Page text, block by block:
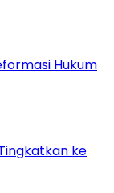
Hukum
ke